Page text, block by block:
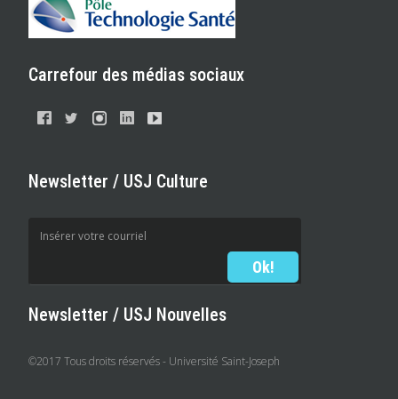
Carrefour des médias sociaux
Newsletter / USJ Culture
Newsletter / USJ Nouvelles
©2017 Tous droits réservés - Université Saint-Joseph